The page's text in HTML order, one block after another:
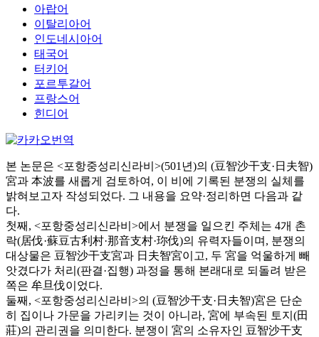
아랍어
이탈리아어
인도네시아어
태국어
터키어
포르투갈어
프랑스어
힌디어
본 논문은 <포항중성리신라비>(501년)의 (豆智沙干支·日夫智)
宮과 本波를 새롭게 검토하여, 이 비에 기록된 분쟁의 실체를
밝혀보고자 작성되었다. 그 내용을 요약·정리하면 다음과 같
다.
첫째, <포항중성리신라비>에서 분쟁을 일으킨 주체는 4개 촌
락(居伐·蘇豆古利村·那音支村·珎伐)의 유력자들이며, 분쟁의
대상물은 豆智沙干支宮과 日夫智宮이고, 두 宮을 억울하게 빼
앗겼다가 처리(판결·집행) 과정을 통해 본래대로 되돌려 받은
쪽은 牟旦伐이었다.
둘째, <포항중성리신라비>의 (豆智沙干支·日夫智)宮은 단순
히 집이나 가문을 가리키는 것이 아니라, 宮에 부속된 토지(田
莊)의 관리권을 의미한다. 분쟁이 宮의 소유자인 豆智沙干支